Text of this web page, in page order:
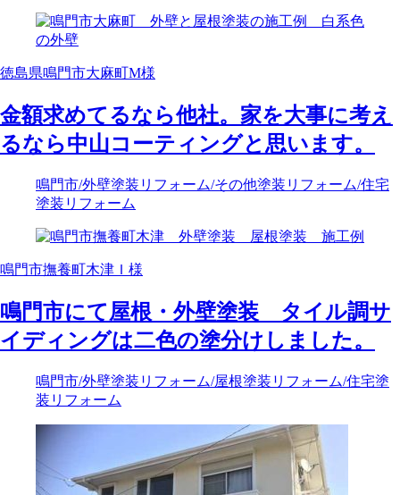
徳島県鳴門市大麻町M様
金額求めてるなら他社。家を大事に考え
るなら中山コーティングと思います。
鳴門市/外壁塗装リフォーム/その他塗装リフォーム/住宅
塗装リフォーム
鳴門市撫養町木津Ｉ様
鳴門市にて屋根・外壁塗装 タイル調サ
イディングは二色の塗分けしました。
鳴門市/外壁塗装リフォーム/屋根塗装リフォーム/住宅塗
装リフォーム